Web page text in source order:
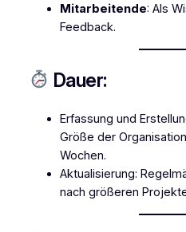
Mitarbeitende: Als
Feedback.
Dauer:
Erfassung und
Größe der
Wochen.
Aktualisierung:
nach größeren